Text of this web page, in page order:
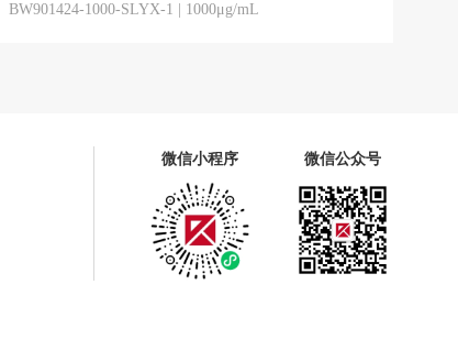
BW901424-1000-SLYX-1 1000μg/mL
微信小程序 微信公众号